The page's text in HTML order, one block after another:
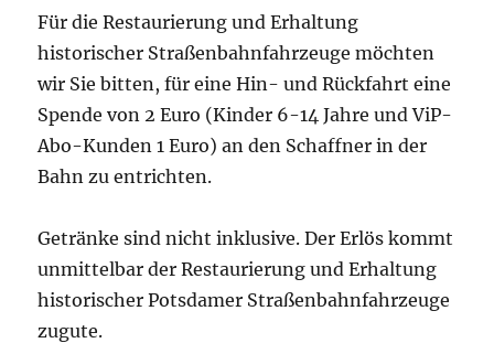
Für die Restaurierung und Erhaltung
historischer Straßenbahnfahrzeuge möchten
wir Sie bitten, für eine Hin- und Rückfahrt eine
Spende von 2 Euro (Kinder 6-14 Jahre und ViP-
Abo-Kunden 1 Euro) an den Schaffner in der
Bahn zu entrichten.
Getränke sind nicht inklusive. Der Erlös kommt
unmittelbar der Restaurierung und Erhaltung
historischer Potsdamer Straßenbahnfahrzeuge
zugute.